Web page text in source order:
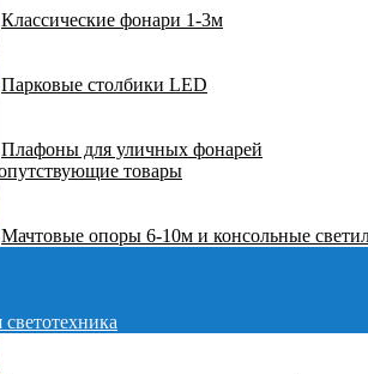
Классические фонари 1-3м
Парковые столбики LED
Плафоны для уличных фонарей
товары
Мачтовые опоры 6-10м и консольные